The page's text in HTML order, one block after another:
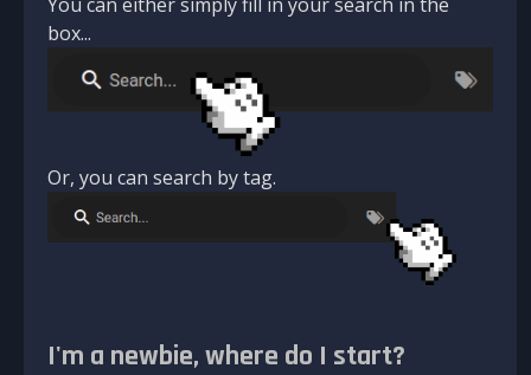
box...
Or, you can search by tag.
I'm a newbie, where do I start?